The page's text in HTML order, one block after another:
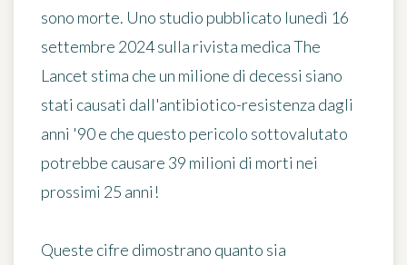
sono morte. Uno studio pubblicato lunedì 16
settembre 2024 sulla rivista medica The
Lancet stima che un milione di decessi siano
stati causati dall'antibiotico-resistenza dagli
anni '90 e che questo pericolo sottovalutato
potrebbe causare 39 milioni di morti nei
prossimi 25 anni!
Queste cifre dimostrano quanto sia